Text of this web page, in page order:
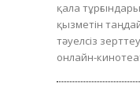
қала
қызметін
тәуелсіз
онлайн-